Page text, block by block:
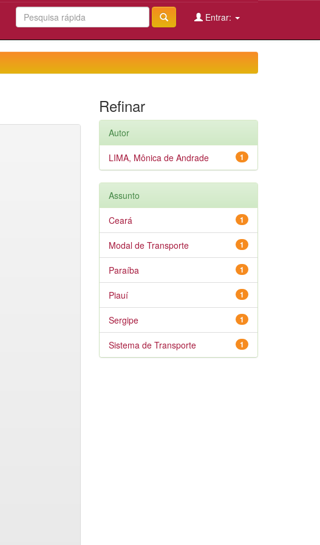
Entrar:
Refinar
Autor
1
LIMA, Mônica de Andrade
Assunto
1
Ceará
1
Modal de Transporte
1
Paraíba
1
Piauí
1
Sergipe
1
Sistema de Transporte